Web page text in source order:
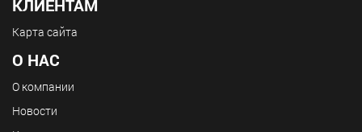
КЛИЕНТАМ
Карта сайта
О НАС
О компании
Новости